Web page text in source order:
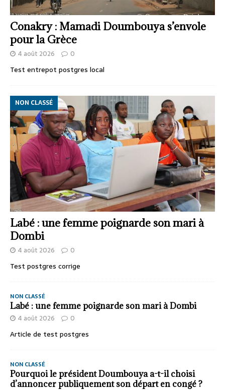
Conakry : Mamadi Doumbouya s’envole
pour la Grèce
4 août 2026 0
Test entrepot postgres local
Labé : une femme poignarde son mari à
Dombi
NON CLASSÉ
4 août 2026 0
Test postgres corrige
NON CLASSÉ
Labé : une femme poignarde son mari à Dombi
4 août 2026 0
Article de test postgres
NON CLASSÉ
Pourquoi le président Doumbouya a-t-il choisi
d’annoncer publiquement son départ en congé ?